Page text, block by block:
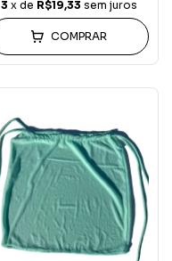
3 x de R$19,33 sem juros
COMPRAR